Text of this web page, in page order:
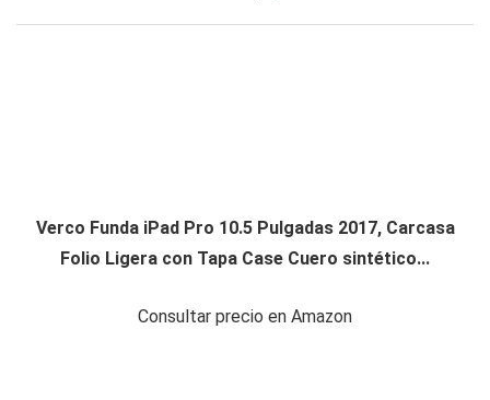
Verco Funda iPad Pro 10.5 Pulgadas 2017, Carcasa
Folio Ligera con Tapa Case Cuero sintético...
Consultar precio en Amazon